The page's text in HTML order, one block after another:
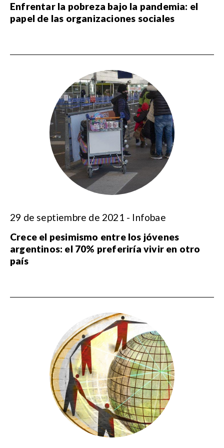
Enfrentar la pobreza bajo la pandemia: el
papel de las organizaciones sociales
29 de septiembre de 2021 - Infobae
Crece el pesimismo entre los jóvenes
argentinos: el 70% preferiría vivir en otro
país